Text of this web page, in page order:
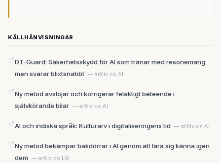
KÄLLHÄNVISNINGAR
DT-Guard: Säkerhetsskydd för AI som tränar med resonemang
men svarar blixtsnabbt — arXiv cs.AI
Ny metod avslöjar och korrigerar felaktigt beteende i
självkörande bilar — arXiv cs.AI
AI och indiska språk: Kulturarv i digitaliseringens tid — arXiv cs.AI
Ny metod bekämpar bakdörrar i AI genom att lära sig känna igen
dem — arXiv cs.LG